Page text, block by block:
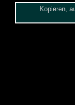
Kopieren,